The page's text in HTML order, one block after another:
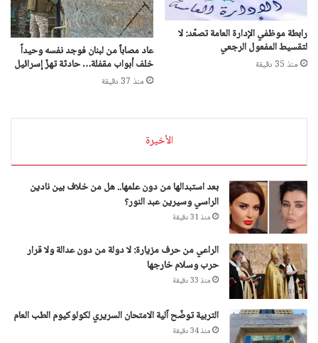
رابطة موظفي الإدارة العامة تصعّد: لا
لتقسيط المفعول الرجعي
منذ 35 دقيقة
عاد مصاباً من لبنان فوجد نفسه وحيداً
خلف أبواب مقفلة… حادثة تهزّ إسرائيل
منذ 37 دقيقة
الأخيرة
بعد استبدالها من دون علمها.. هل من خلاف بين نادين
الراسي وسيرين عبد النور؟
منذ 31 دقيقة
الراعي من حرف مزيارة: لا دولة من دون عدالة ولا قرار
حرب وسلام خارجها
منذ 33 دقيقة
التربية توضّح آلية الامتحان السريري لكولوكيوم الطب العام
منذ 34 دقيقة